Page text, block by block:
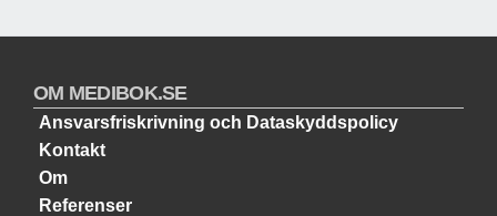
OM MEDIBOK.SE
Ansvarsfriskrivning och Dataskyddspolicy
Kontakt
Om
Referenser